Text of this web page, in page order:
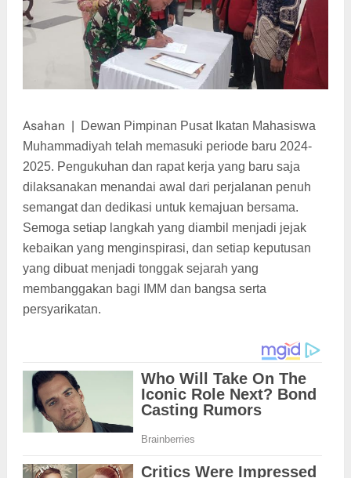
Asahan
Dewan Pimpinan Pusat Ikatan Mahasiswa
Muhammadiyah telah memasuki periode baru 2024-
2025. Pengukuhan dan rapat kerja yang baru saja
dilaksanakan menandai awal dari perjalanan penuh
semangat dan dedikasi untuk kemajuan bersama.
Semoga setiap langkah yang diambil menjadi jejak
kebaikan yang menginspirasi, dan setiap keputusan
yang dibuat menjadi tonggak sejarah yang
membanggakan bagi IMM dan bangsa serta
persyarikatan.